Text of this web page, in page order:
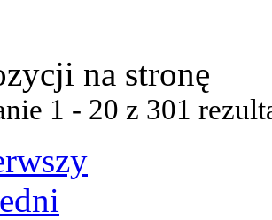
na stronę
1 - 20 z 301